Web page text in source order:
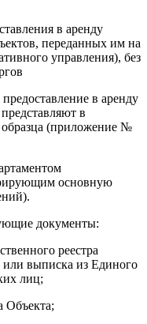
в аренду
переданных им на
управления), без
в аренду
в
образца (приложение №
основную
документы:
реестра
выписка из Единого
лиц;
Объекта;